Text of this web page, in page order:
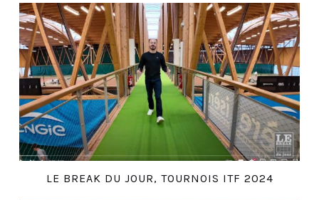
LE BREAK DU JOUR, TOURNOIS ITF 2024